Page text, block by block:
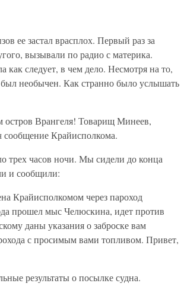
ее застал врасплох. Первый раз за
вызывали по радио с материка.
как следует, в чем дело. Несмотря на то,
необычен. Как странно было услышать
Врангеля! Товарищ Минеев,
Крайисполкома.
трех часов ночи. Мы сидели до конца
и сообщили:
Крайисполкомом через пароход
прошел мыс Челюскина, идет против
даны указания о заброске вам
с просимым вами топливом. Привет,
результаты о посылке судна.